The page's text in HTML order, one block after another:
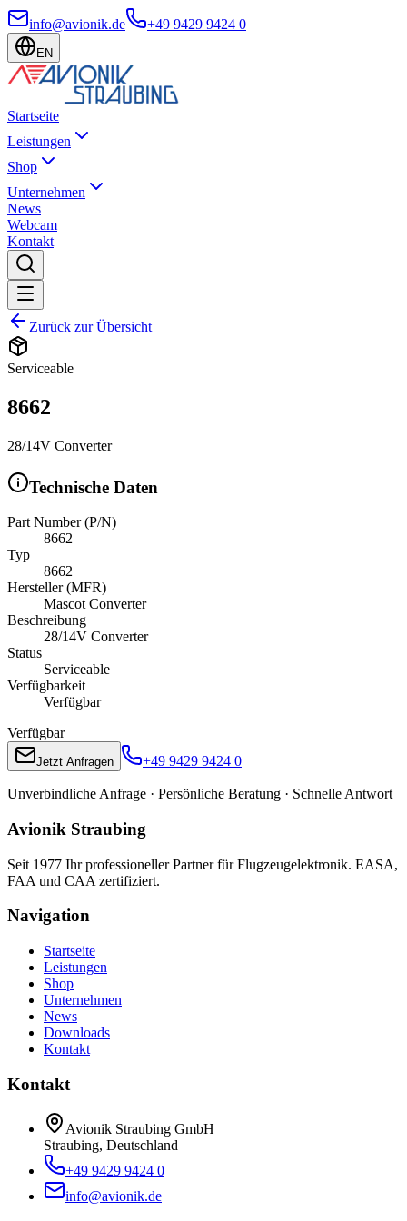
info@avionik.de +49 9429 9424 0
EN
Startseite
Leistungen
Shop
Unternehmen
News
Webcam
Kontakt
Zurück zur Übersicht
Serviceable
8662
28/14V Converter
Technische Daten
Part Number (P/N)
8662
Typ
8662
Hersteller (MFR)
Mascot Converter
Beschreibung
28/14V Converter
Status
Serviceable
Verfügbarkeit
Verfügbar
Verfügbar
Jetzt Anfragen +49 9429 9424 0
Unverbindliche Anfrage · Persönliche Beratung · Schnelle Antwort
Avionik Straubing
Seit 1977 Ihr professioneller Partner für Flugzeugelektronik. EASA,
FAA und CAA zertifiziert.
Navigation
Startseite
Leistungen
Shop
Unternehmen
News
Downloads
Kontakt
Kontakt
Avionik Straubing GmbH
Straubing, Deutschland
+49 9429 9424 0
info@avionik.de